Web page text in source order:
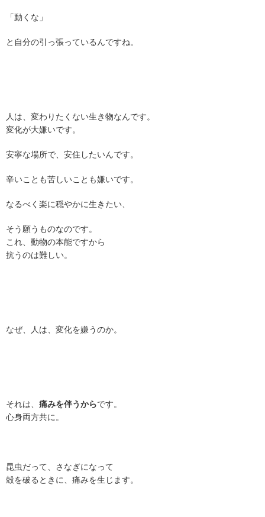
「動くな」
と自分の引っ張っているんですね。
人は、変わりたくない生き物なんです。
変化が大嫌いです。
安寧な場所で、安住したいんです。
辛いことも苦しいことも嫌いです。
なるべく楽に穏やかに生きたい、
そう願うものなのです。
これ、動物の本能ですから
抗うのは難しい。
なぜ、人は、変化を嫌うのか。
それは、 痛みを伴うからです。
心身両方共に。
昆虫だって、さなぎになって
殻を破るときに、痛みを生じます。